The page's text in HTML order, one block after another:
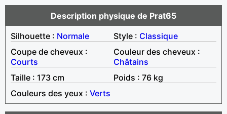
Description physique de Prat65
Silhouette : Normale Style : Classique
Coupe de cheveux :
Courts
Couleur des cheveux :
Châtains
Taille : 173 cm
Poids : 76 kg
Couleurs des yeux : Verts